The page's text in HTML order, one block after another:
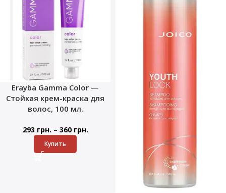
Erayba Gamma Color —
Стойкая крем-краска для
волос, 100 мл.
293 грн. – 360 грн.
Купить